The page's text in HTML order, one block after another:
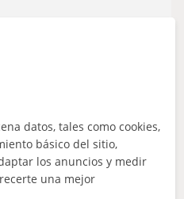
refuerzo en la
bilingüe. He impartido
datos, tales como cookies,
básico del sitio,
los anuncios y medir
una mejor